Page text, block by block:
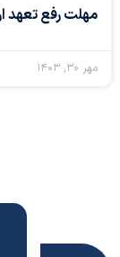
مهلت رفع تعهد
مهر ۳۰, ۱۴۰۳